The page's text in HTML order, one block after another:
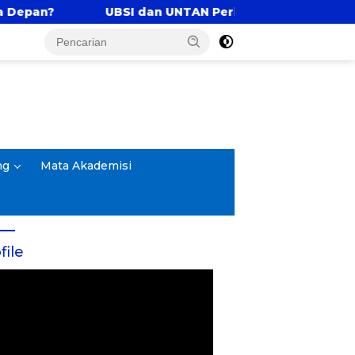
UBSI dan UNTAN Perkuat Tri Dharma Lewat
Mata Akademisi